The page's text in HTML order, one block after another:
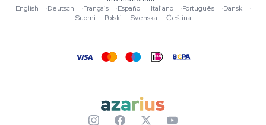
Redactionele normen
Tools & Calculators
English
·Deutsch ·Français ·Español ·Italiano ·Português ·Dansk
·
Suomi
·Polski ·Svenska ·Čeština